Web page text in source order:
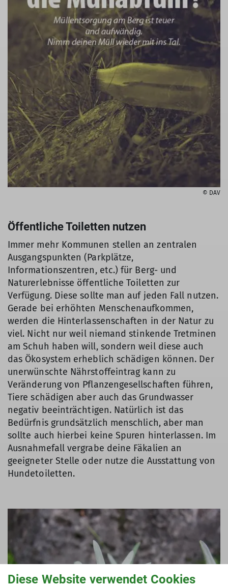
© DAV
Öffentliche Toiletten nutzen
Immer mehr Kommunen stellen an zentralen
Ausgangspunkten (Parkplätze,
Informationszentren, etc.) für Berg- und
Naturerlebnisse öffentliche Toiletten zur
Verfügung. Diese sollte man auf jeden Fall nutzen.
Gerade bei erhöhten Menschenaufkommen,
werden die Hinterlassenschaften in der Natur zu
viel. Nicht nur weil niemand stinkende Tretminen
am Schuh haben will, sondern weil diese auch
das Ökosystem erheblich schädigen können. Der
unerwünschte Nährstoffeintrag kann zu
Veränderung von Pflanzengesellschaften führen,
Tiere schädigen aber auch das Grundwasser
negativ beeinträchtigen. Natürlich ist das
Bedürfnis grundsätzlich menschlich, aber man
sollte auch hierbei keine Spuren hinterlassen. Im
Ausnahmefall vergrabe deine Fäkalien an
geeigneter Stelle oder nutze die Ausstattung von
Hundetoiletten.
Diese Website verwendet Cookies